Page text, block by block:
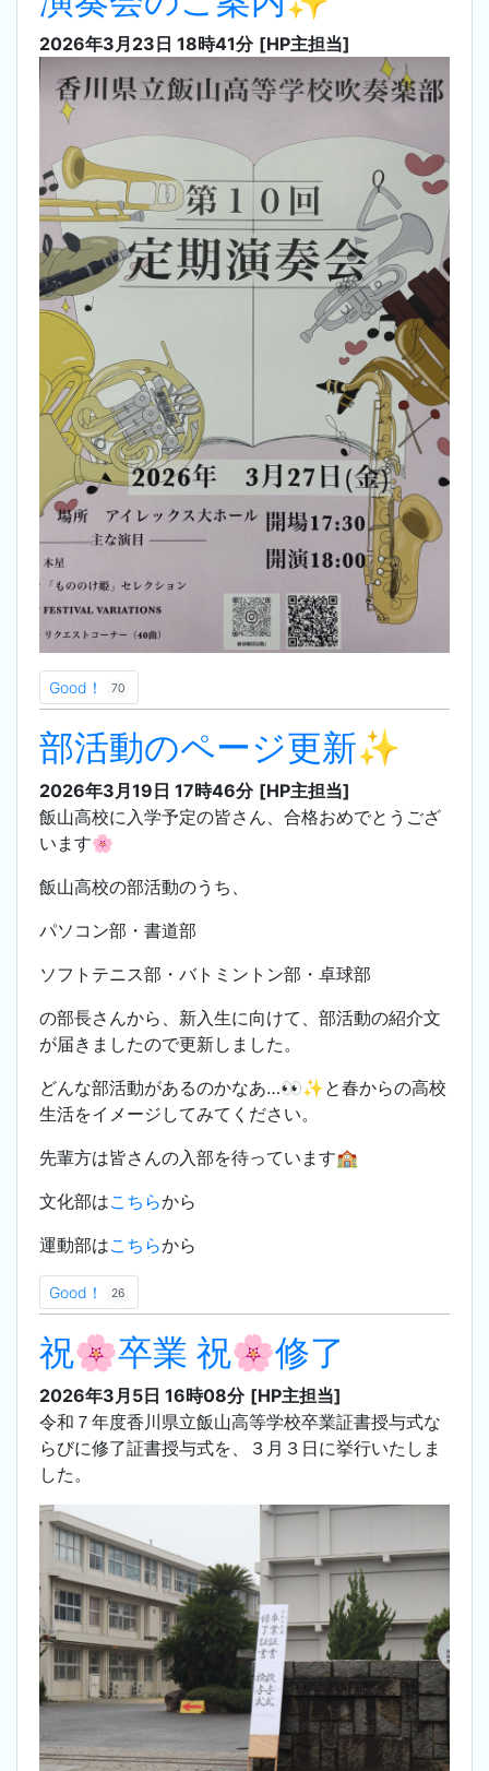
2026年3月23日 18時41分 [HP主担当]
Good！ 70
部活動のページ更新✨
2026年3月19日 17時46分 [HP主担当]
飯山高校に入学予定の皆さん、合格おめでとうござ
います🌸
飯山高校の部活動のうち、
パソコン部・書道部
ソフトテニス部・バトミントン部・卓球部
の部長さんから、新入生に向けて、部活動の紹介文
が届きましたので更新しました。
どんな部活動があるのかなあ…👀✨と春からの高校
生活をイメージしてみてください。
先輩方は皆さんの入部を待っています🏫
文化部はこちらから
運動部はこちらから
Good！ 26
祝🌸卒業 祝🌸修了
2026年3月5日 16時08分 [HP主担当]
令和７年度香川県立飯山高等学校卒業証書授与式な
らびに修了証書授与式を、３月３日に挙行いたしま
した。